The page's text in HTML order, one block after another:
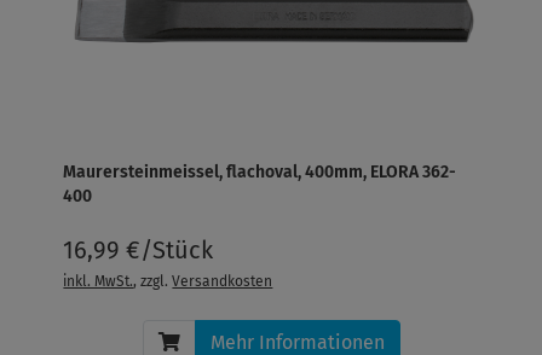
Maurersteinmeissel, flachoval, 400mm, ELORA 362-
400
16,99 €/Stück
inkl. MwSt., zzgl.Versandkosten
Mehr Informationen